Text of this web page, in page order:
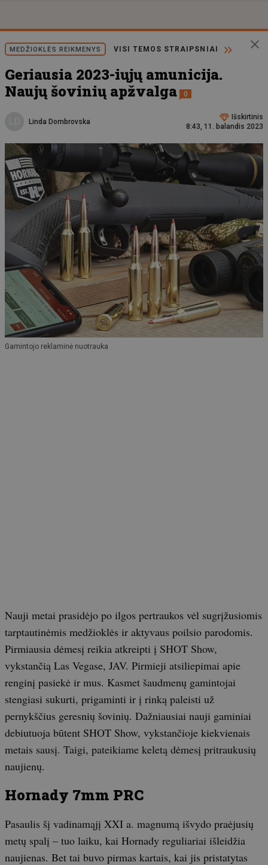
MEDŽIOKLĖS REIKMENYS VISI TEMOS STRAIPSNIAI
Geriausia 2023-iųjų amunicija.
Naujų šovinių apžvalga
0
Linda Dombrovska
Išskirtinis
8:43, 11. balandis 2023
Gamintojo reklaminė nuotrauka
Nauji metai prasidėjo po ilgos pertraukos vėl sugrįžusiomis
tarptautinėmis medžioklės ir aktyvaus poilsio parodomis.
Pirmiausia dėmesį reikia atkreipti į SHOT Show,
vykstančią Las Vegase, JAV. Pirmieji atsiliepimai apie
renginį pasiekė ir mus. Kasmet šaudmenų gamintojai
stengiasi sukurti, prigaminti ir į rinką paleisti už
pernykščius geresnių šovinių. Dažniausiai nauji gaminiai
debiutuoja būtent SHOT Show, vykstančioje kiekvienais
metais sausį. Taigi, pateikiame keletą dėmesį pritraukusių
naujienų.
Hornady 7mm PRC
Pasaulis šį vadinamąjį XXI a. magnumą išvydo praėjusių
metų spalį – tuo laiku, kai Hornady reguliariai išleidžia
naujienas. Bet tai buvo pirmas kartais, kai jis pristatytas